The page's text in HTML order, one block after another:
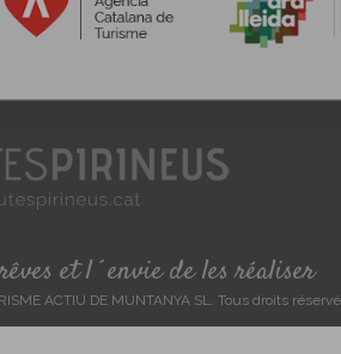
et l´envie de les réaliser
ACTIU DE MUNTANYA SL. Tous droits